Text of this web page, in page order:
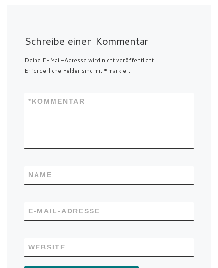
Schreibe einen Kommentar
Deine E-Mail-Adresse wird nicht veröffentlicht.
Erforderliche Felder sind mit * markiert
KOMMENTAR
*
NAME
E-MAIL-ADRESSE
WEBSITE